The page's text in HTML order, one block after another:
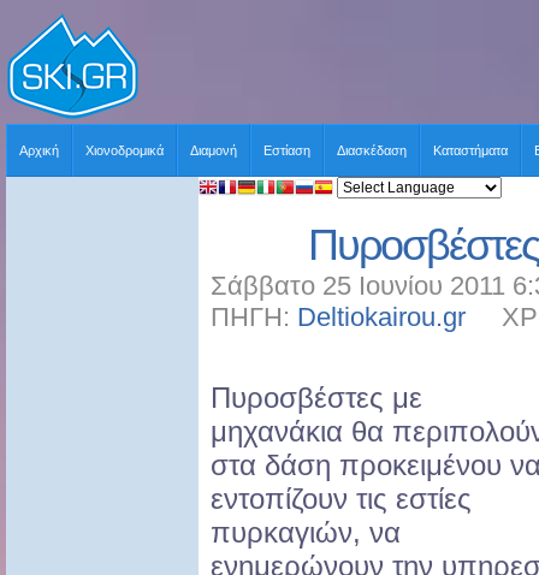
Αρχική Χιονοδρομικά Διαμονή Εστίαση Διασκέδαση Καταστήματα
Σάββατο 25 Ιουνίου 2011
ΠΗΓΗ: Deltiokairou.gr
Πυροσβέστες με
μηχανάκια θα
στα δάση προκειμένου
εντοπίζουν τις εστίες
πυρκαγιών, να
ενημερώνουν την